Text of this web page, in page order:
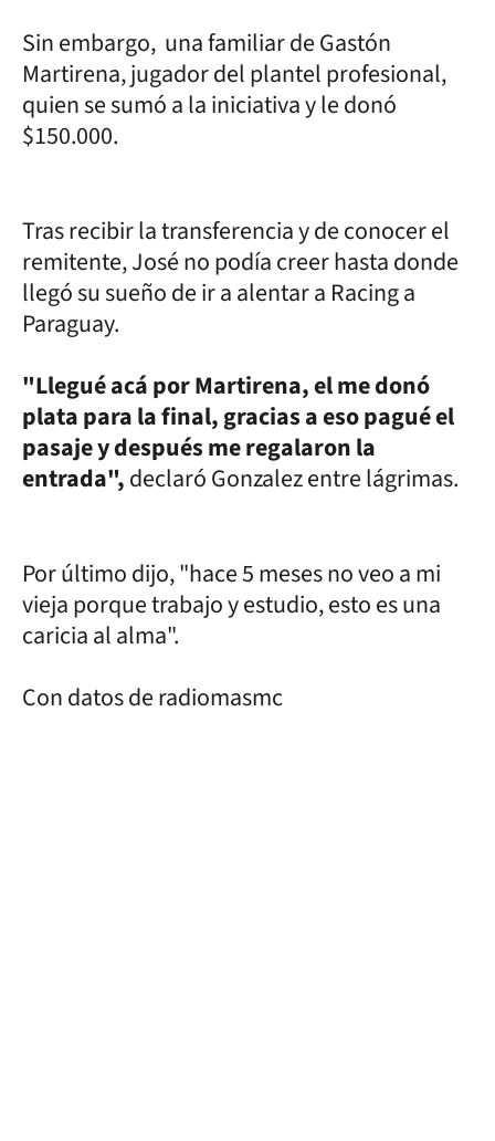
Sin embargo, una familiar de Gastón
Martirena, jugador del plantel profesional,
quien se sumó a la iniciativa y le donó
$150.000.
Tras recibir la transferencia y de conocer el
remitente, José no podía creer hasta donde
llegó su sueño de ir a alentar a Racing a
Paraguay.
"Llegué acá por Martirena, el me donó
plata para la final, gracias a eso pagué el
pasaje y después me regalaron la
entrada",declaró Gonzalez entre lágrimas.
Por último dijo, "hace 5 meses no veo a mi
vieja porque trabajo y estudio, esto es una
caricia al alma".
Con datos de radiomasmc